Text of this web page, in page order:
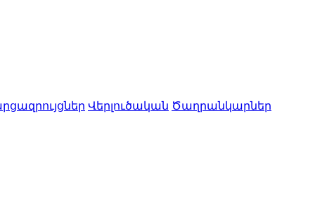
Վերլուծական Ծաղրանկարներ